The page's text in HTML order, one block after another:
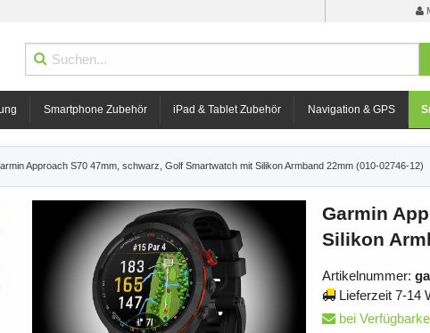
Smartphone Zubehör iPad & Tablet Zubehör Navigation & GPS
Approach S70 47mm, schwarz, Golf Smartwatch mit Silikon Armband 22mm (010-02746-12)
Garmin
Silikon
Artikelnummer:
Lieferzeit 7-14
bei